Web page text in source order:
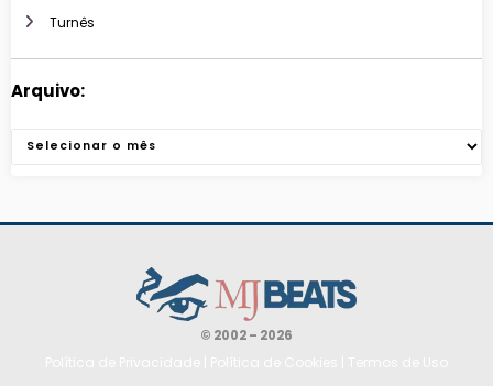
Turnês
Arquivo:
Arquivos
© 2002 – 2026